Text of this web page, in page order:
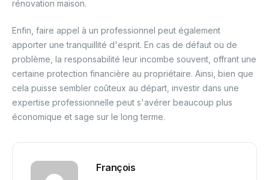
rénovation maison.
Enfin, faire appel à un professionnel peut également
apporter une tranquillité d'esprit. En cas de défaut ou de
problème, la responsabilité leur incombe souvent, offrant une
certaine protection financière au propriétaire. Ainsi, bien que
cela puisse sembler coûteux au départ, investir dans une
expertise professionnelle peut s'avérer beaucoup plus
économique et sage sur le long terme.
François